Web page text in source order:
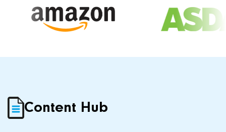
Content Hub